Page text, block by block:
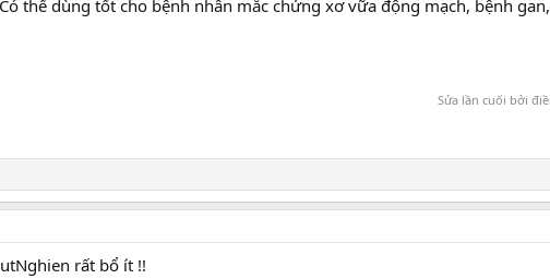
Có thể dùng tốt cho bệnh nhân mắc chứng xơ vữa động mạch, bệnh
Sửa lần cuối bởi
rất bổ ít !!